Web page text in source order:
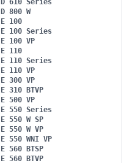
D 800 W
E 100
E 100 Series
E 100 VP
E 110
E 110 Series
E 110 VP
E 300 VP
E 310 BTVP
E 500 VP
E 550 Series
E 550 W SP
E 550 W VP
E 550 WNI VP
E 560 BTSP
E 560 BTVP